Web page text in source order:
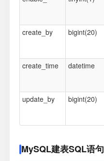
create_by bigint(20)
create_time
datetime
update_by
bigint(20)
MySQL建表SQL语句